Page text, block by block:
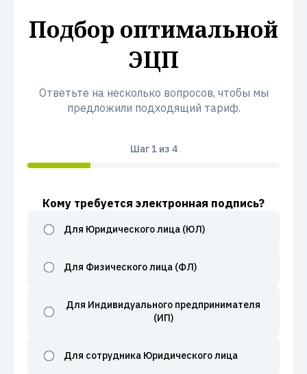
Подбор оптимальной
ЭЦП
Ответьте на несколько вопросов, чтобы мы
предложили подходящий тариф.
Шаг1из 4
Кому требуется электронная подпись?
Для Юридического лица (ЮЛ)
Для Физического лица (ФЛ)
Для Индивидуального предпринимателя
(ИП)
Для сотрудника Юридического лица